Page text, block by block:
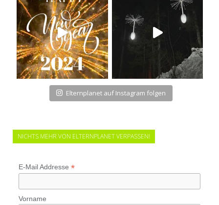
Elternplanet auf Instagram folgen
NICHTS MEHR VON ELTERNPLANET VERPASSEN!
E-Mail Addresse *
Vorname